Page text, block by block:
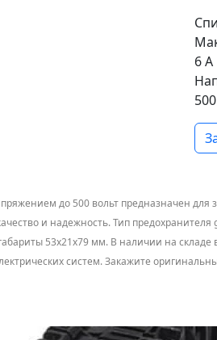
6 А
до 500 вольт предназначен для
и надежность. Тип
53х21х79 мм. В наличии на
систем. Закажите